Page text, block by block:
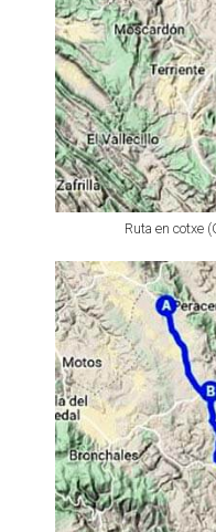
Ruta en cotxe